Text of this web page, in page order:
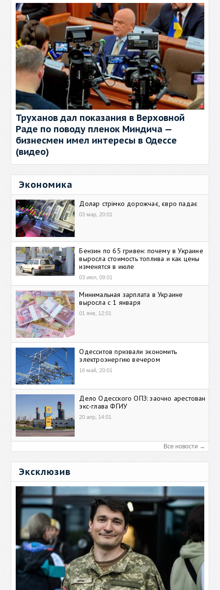
Труханов дал показания в Верховной
Раде по поводу пленок Миндича —
бизнесмен имел интересы в Одессе
(видео)
Экономика
Долар стрімко дорожчає, євро падає
03 мар, 20:01
Бензин по 65 гривен: почему в Украине
выросла стоимость топлива и как цены
изменятся в июле
03 июл, 09:01
Минимальная зарплата в Украине
выросла с 1 января
01 янв, 12:01
Одесситов призвали экономить
электроэнергию вечером
16 май, 20:01
Дело Одесского ОПЗ: заочно арестован
экс-глава ФГИУ
20 апр, 14:01
Все новости →
Эксклюзив